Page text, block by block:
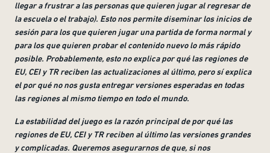
llegar a frustrar a las personas que quieren jugar al regresar de
la escuela o el trabajo). Esto nos permite diseminar los inicios de
sesión para los que quieren jugar una partida de forma normal y
para los que quieren probar el contenido nuevo lo más rápido
posible. Probablemente, esto no explica por qué las regiones de
EU, CEI y TR reciben las actualizaciones al último, pero sí explica
el por qué no nos gusta entregar versiones esperadas en todas
las regiones al mismo tiempo en todo el mundo.
La estabilidad del juego es la razón principal de por qué las
regiones de EU, CEI y TR reciben al último las versiones grandes
y complicadas. Queremos asegurarnos de que, si nos